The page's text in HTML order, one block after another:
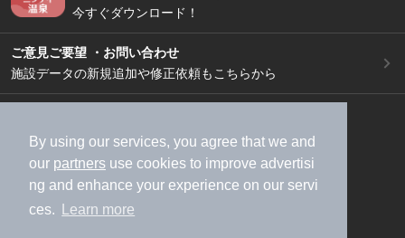
By using our services, you agree that we and
our partners use cookies to improve advertisi
ng and enhance your experience on our servi
ces.
Learn more
今すぐダウンロード！
ご意見ご要望 ・お問い合わせ
施設データの新規追加や修正依頼もこちらから
加盟店募集（資料請求）
広告出稿のご案内
利用規約
ライフスタイルMEMBERS+規約
特定商取引法に基づく表記
ヘルプ
採用情報
運営会社